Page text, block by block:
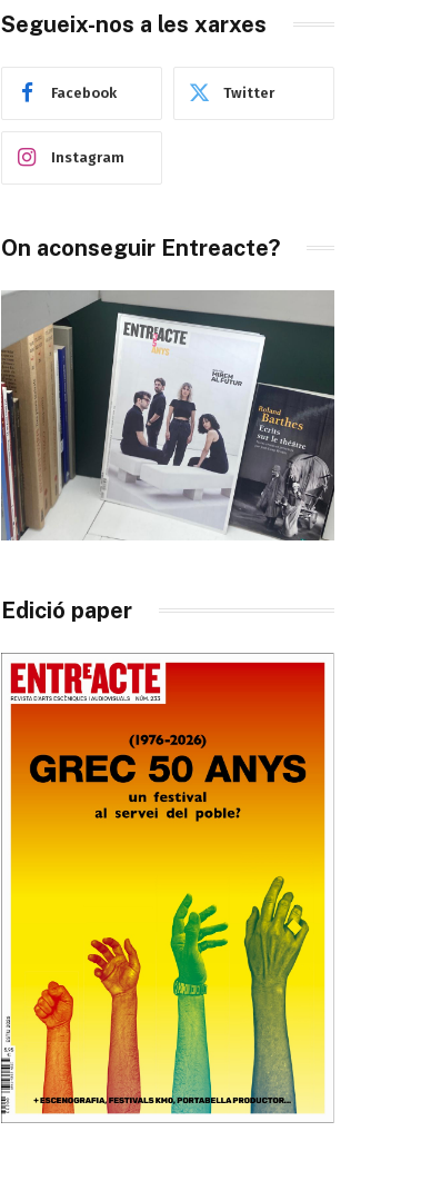
Segueix-nos a les xarxes
Facebook Twitter
Instagram
On aconseguir Entreacte?
Edició paper